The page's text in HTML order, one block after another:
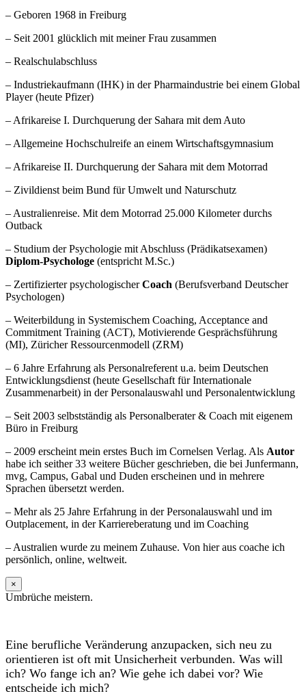
– Geboren 1968 in Freiburg
– Seit 2001 glücklich mit meiner Frau zusammen
– Realschulabschluss
– Industriekaufmann (IHK) in der Pharmaindustrie bei einem Global
Player (heute Pfizer)
– Afrikareise I. Durchquerung der Sahara mit dem Auto
– Allgemeine Hochschulreife an einem Wirtschaftsgymnasium
– Afrikareise II. Durchquerung der Sahara mit dem Motorrad
– Zivildienst beim Bund für Umwelt und Naturschutz
– Australienreise. Mit dem Motorrad 25.000 Kilometer durchs
Outback
– Studium der Psychologie mit Abschluss (Prädikatsexamen)
Diplom-Psychologe (entspricht M.Sc.)
– Zertifizierter psychologischerCoach (Berufsverband Deutscher
Psychologen)
– Weiterbildung in Systemischem Coaching, Acceptance and
Commitment Training (ACT), Motivierende Gesprächsführung
(MI), Züricher Ressourcenmodell (ZRM)
– 6 Jahre Erfahrung als Personalreferent u.a. beim Deutschen
Entwicklungsdienst (heute Gesellschaft für Internationale
Zusammenarbeit) in der Personalauswahl und Personalentwicklung
– Seit 2003 selbstständig als Personalberater & Coach mit eigenem
Büro in Freiburg
– 2009 erscheint mein erstes Buch im Cornelsen Verlag. Als Autor
habe ich seither 33 weitere Bücher geschrieben, die bei Junfermann,
mvg, Campus, Gabal und Duden erscheinen und in mehrere
Sprachen übersetzt werden.
– Mehr als 25 Jahre Erfahrung in der Personalauswahl und im
Outplacement, in der Karriereberatung und im Coaching
– Australien wurde zu meinem Zuhause. Von hier aus coache ich
persönlich, online, weltweit.
×
Umbrüche meistern.
Eine berufliche Veränderung anzupacken, sich neu zu
orientieren ist oft mit Unsicherheit verbunden. Was will
ich? Wo fange ich an? Wie gehe ich dabei vor? Wie
entscheide ich mich?